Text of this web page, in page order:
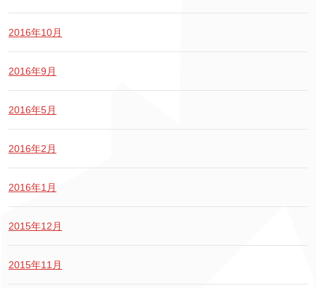
2016年10月
2016年9月
2016年5月
2016年2月
2016年1月
2015年12月
2015年11月